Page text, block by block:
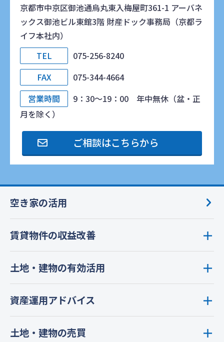
京都市中京区御池通烏丸東入梅屋町361-1 アーバネ
ックス御池ビル東館3階 財産ドック事務局（京都ラ
イフ本社内）
TEL
075-256-8240
FAX
075-344-4664
営業時間
9：30～19：00 年中無休（盆・正
月を除く）
ご相談はこちらから
空き家の活用
賃貸物件の収益改善
土地・建物の有効活用
資産運用アドバイス
土地・建物の売買